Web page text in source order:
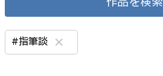
#指筆談 clear